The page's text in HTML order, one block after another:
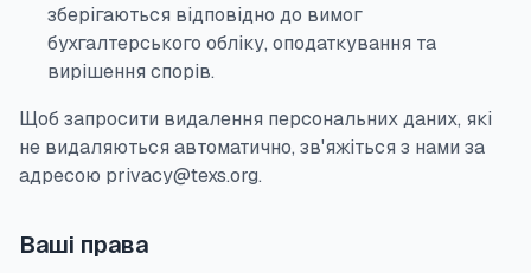
зберігаються відповідно до вимог
бухгалтерського обліку, оподаткування та
вирішення спорів.
Щоб запросити видалення персональних даних, які
не видаляються автоматично, зв'яжіться з нами за
адресою privacy@texs.org.
Ваші права